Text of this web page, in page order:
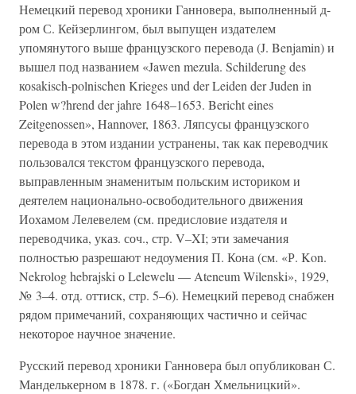
Немецкий перевод хроники Ганновера, выполненный д-
ром С. Кейзерлингом, был выпущен издателем
упомянутого выше французского перевода (J. Benjamin) и
вышел под названием «Jawen mezula. Schilderung des
коsakisch-polnischen Krieges und der Leiden der Juden in
Polen w?hrend der jahre 1648–1653. Bericht eines
Zeitgenossen», Hannover, 1863. Ляпсусы французского
перевода в этом издании устранены, так как переводчик
пользовался текстом французского перевода,
выправленным знаменитым польским историком и
деятелем национально-освободительного движения
Иохамом Лелевелем (см. предисловие издателя и
переводчика, указ. соч., стр. V–XI; эти замечания
полностью разрешают недоумения П. Кона (см. «Р. Kon.
Nekrolog hebrajski о Lelewelu — Ateneum Wilenski», 1929,
№ 3–4. отд. оттиск, стр. 5–6). Немецкий перевод снабжен
рядом примечаний, сохраняющих частично и сейчас
некоторое научное значение.
Русский перевод хроники Ганновера был опубликован С.
Манделькерном в 1878. г. («Богдан Хмельницкий».